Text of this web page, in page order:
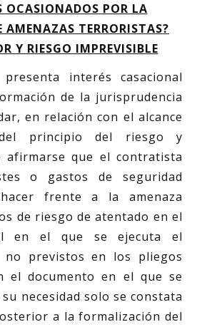
OCASIONADOS POR LA
AMENAZAS TERRORISTAS?
Y RIESGO IMPREVISIBLE
interés casacional
de la jurisprudencia
en relación con el alcance
principio del riesgo y
afirmarse que el contratista
o gastos de seguridad
frente a la amenaza
de riesgo de atentado en el
en el que se ejecuta el
previstos en los pliegos
el documento en el que se
necesidad solo se constata
a la formalización del